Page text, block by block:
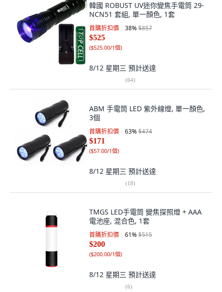
韓國 ROBUST UV迷你變焦手電筒 29-
NCN51 套組, 單一顏色, 1套
首購折扣價 38%$857
$525
($525.00/1個)
8/12 星期三 預計送達
(64)
ABM 手電筒 LED 紫外線燈, 單一顏色,
3個
首購折扣價 63%$474
$171
($57.00/1個)
8/12 星期三 預計送達
(18)
TMGS LED手電筒 變焦探照燈 + AAA
電池座, 混合色, 1套
首購折扣價 61%$515
$200
($200.00/1個)
8/12 星期三 預計送達
(6)